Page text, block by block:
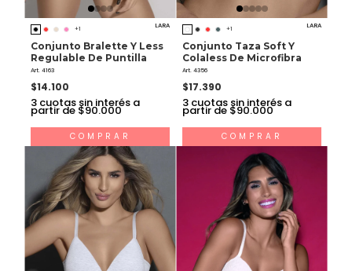
+1 LARA
Conjunto Bralette Y Less
Regulable De Puntilla
Art. 4163
$14.100
3 cuotas sin interés a
partir de $90.000
COMPRAR
+1 LARA
Conjunto Taza Soft Y
Colaless De Microfibra
Art. 4356
$17.390
3 cuotas sin interés a
partir de $90.000
COMPRAR